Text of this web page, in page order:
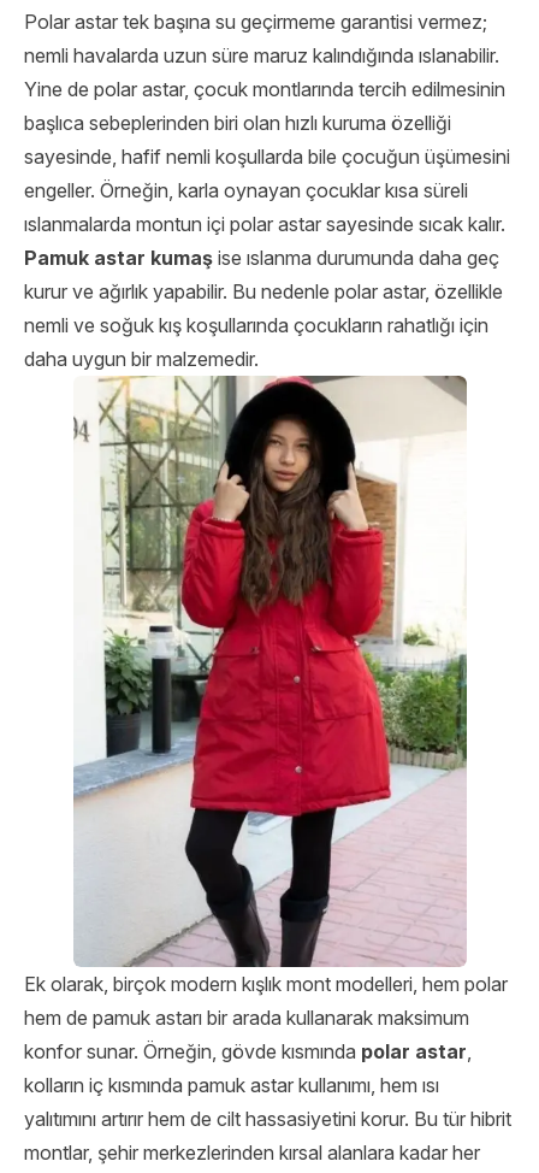
Polar astar tek başına su geçirmeme garantisi vermez;
nemli havalarda uzun süre maruz kalındığında ıslanabilir.
Yine de polar astar, çocuk montlarında tercih edilmesinin
başlıca sebeplerinden biri olan hızlı kuruma özelliği
sayesinde, hafif nemli koşullarda bile çocuğun üşümesini
engeller. Örneğin, karla oynayan çocuklar kısa süreli
ıslanmalarda montun içi polar astar sayesinde sıcak kalır.
Pamuk astar kumaş ise ıslanma durumunda daha geç
kurur ve ağırlık yapabilir. Bu nedenle polar astar, özellikle
nemli ve soğuk kış koşullarında çocukların rahatlığı için
daha uygun bir malzemedir.
Ek olarak, birçok modern kışlık mont modelleri, hem polar
hem de pamuk astarı bir arada kullanarak maksimum
konfor sunar. Örneğin, gövde kısmında polar astar,
kolların iç kısmında pamuk astar kullanımı, hem ısı
yalıtımını artırır hem de cilt hassasiyetini korur. Bu tür hibrit
montlar, şehir merkezlerinden kırsal alanlara kadar her